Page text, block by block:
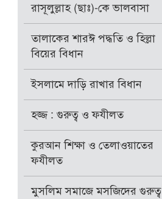
রাসূলুল্লাহ (ছাঃ)-কে ভালবাসা
তালাকের শারঈ পদ্ধতি ও হিল্লা
বিয়ের বিধান
ইসলামে দাড়ি রাখার বিধান
হজ্জ : গুরুত্ব ও ফযীলত
কুরআন শিক্ষা ও তেলাওয়াতের
ফযীলত
মুসলিম সমাজে মসজিদের গুরুত্ব